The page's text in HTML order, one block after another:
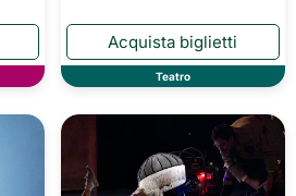
Teatro